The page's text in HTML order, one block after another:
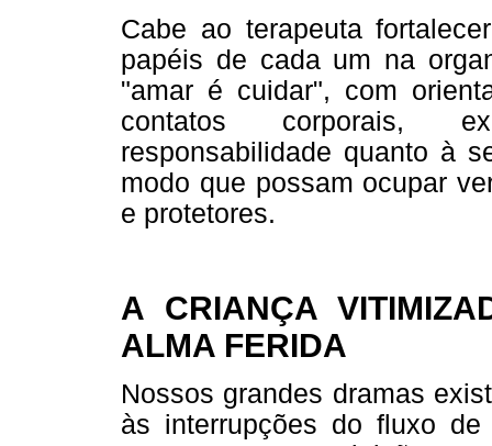
Cabe ao terapeuta
papéis de cada um na
"amar é cuidar", com
contatos corporais,
responsabilidade quanto à
modo que possam ocupar
e protetores.
A CRIANÇA
ALMA FERIDA
Nossos grandes dramas
às interrupções do fluxo